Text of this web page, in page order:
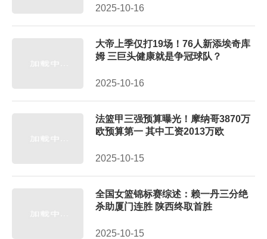
2025-10-16
大帝上季仅打19场！76人新添埃奇库
姆 三巨头健康就是争冠球队？
2025-10-16
法篮甲三强预算曝光！摩纳哥3870万
欧预算第一 其中工资2013万欧
2025-10-15
全国女篮锦标赛综述：赖一丹三分绝
杀助厦门连胜 陕西终取首胜
2025-10-15